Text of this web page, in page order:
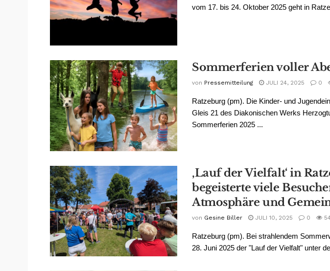
vom 17. bis 24. Oktober 2025 geht in
Sommerferien voller
von Pressemitteilung JULI 24, 2025 0
Ratzeburg (pm). Die Kinder- und
Gleis 21 des Diakonischen Werks
Sommerferien 2025 ...
‚Lauf der Vielfalt‘ in
begeisterte viele
Atmosphäre und
von Gesine Biller JULI 10, 2025 0
Ratzeburg (pm). Bei strahlendem
28. Juni 2025 der "Lauf der Vielfalt" unter